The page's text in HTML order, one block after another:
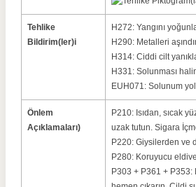
Tehlike
Bildirim(ler)i
H272: Yangını
H290: Metalleri
H314: Ciddi cilt
H331: Solunması
EUH071: Solunum
Önlem
Açıklamaları)
P210: Isıdan, sıcak
uzak tutun. Sigara
P220: Giysilerden ve
P280: Koruyucu
P303 + P361 +